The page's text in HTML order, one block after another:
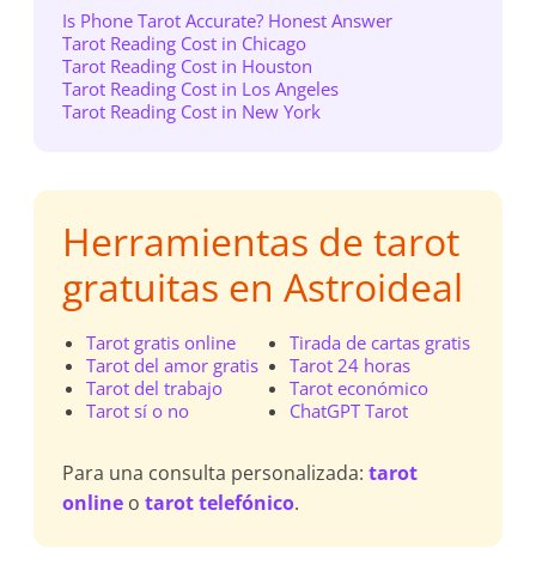
Is Phone Tarot Accurate? Honest Answer
Tarot Reading Cost in Chicago
Tarot Reading Cost in Houston
Tarot Reading Cost in Los Angeles
Tarot Reading Cost in New York
Herramientas de tarot
gratuitas en Astroideal
Tarot gratis online
Tarot del amor gratis
Tarot del trabajo
Tarot sí o no
Tirada de cartas gratis
Tarot 24 horas
Tarot económico
ChatGPT Tarot
Para una consulta personalizada:tarot
online otarot telefónico.